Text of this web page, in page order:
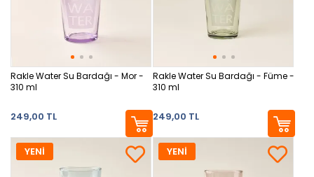
Rakle Water Su Bardağı - Mor -
310 ml
249,00 TL
Rakle Water Su Bardağı - Füme -
310 ml
249,00 TL
YENİ YENİ